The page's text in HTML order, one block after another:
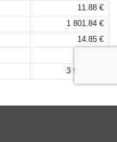
11.88 €
1 801.84 €
14.85 €
3 925,00 €